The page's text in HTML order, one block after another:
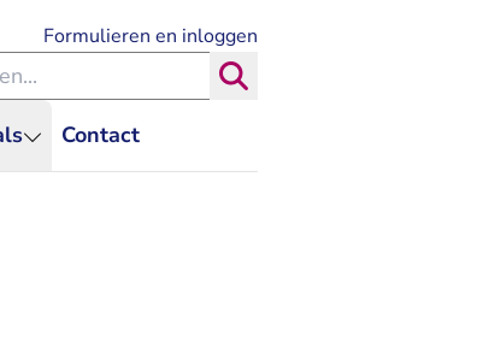
Contact
Formulieren en inloggen
de Rechtspraak